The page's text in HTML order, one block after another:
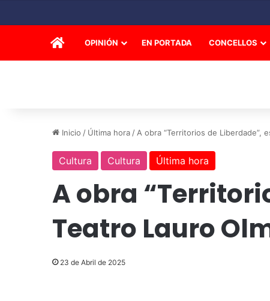
INICIOOPINIÓN EN PORTADA CONCELLOS
Inicio / Última hora / A obra “Territorios de Liberdade”,
Cultura Cultura Última hora
A obra
Teatro Lauro
23 de Abril de 2025